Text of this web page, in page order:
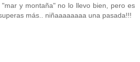
y montaña" no lo llevo bien, pero es
más.. niñaaaaaaaa una pasada!!!